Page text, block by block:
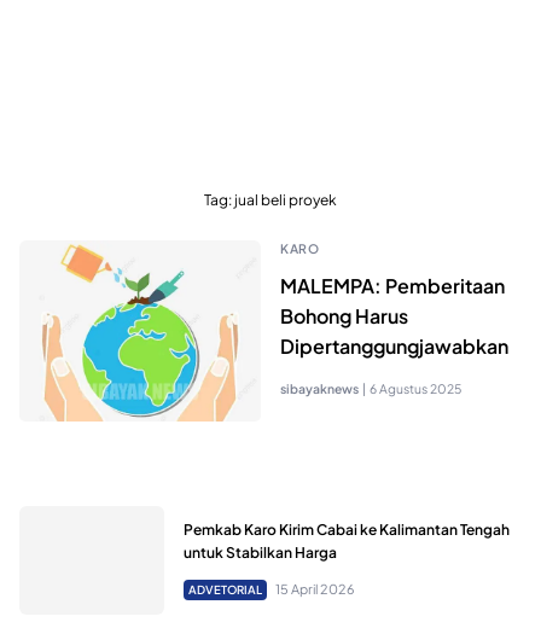
Tag: jual beli proyek
KARO
MALEMPA: Pemberitaan
Bohong Harus
Dipertanggungjawabkan
sibayaknews | 6 Agustus 2025
Pemkab Karo Kirim Cabai ke Kalimantan Tengah
untuk Stabilkan Harga
ADVETORIAL 15 April 2026